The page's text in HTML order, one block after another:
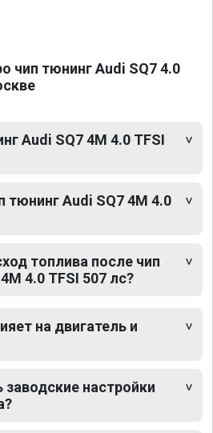
чип тюнинг Audi SQ7 4.0
Audi SQ7 4M 4.0 TFSI
тюнинг Audi SQ7 4M 4.0
топлива после чип
4.0 TFSI 507 лс?
на двигатель и
настройки